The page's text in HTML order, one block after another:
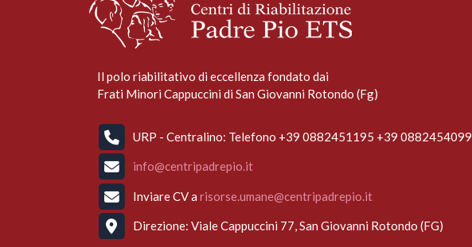
Il polo riabilitativo di eccellenza fondato dai
Frati Minori Cappuccini di San Giovanni Rotondo (Fg)
URP - Centralino: Telefono +39 0882451195 +39 0882454099
info@centripadrepio.it
Inviare CV a risorse.umane@centripadrepio.it
Direzione: Viale Cappuccini 77, San Giovanni Rotondo (FG)